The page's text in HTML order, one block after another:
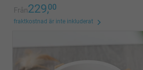
Från229,00
fraktkostnad är inte inkluderat